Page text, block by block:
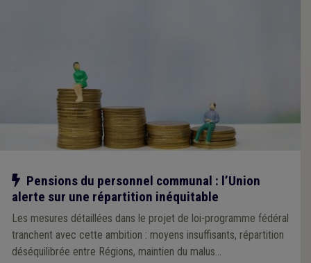
Notre action
Pensions du personnel communal : l’Union
alerte sur une répartition inéquitable
Les mesures détaillées dans le projet de loi-programme fédéral
tranchent avec cette ambition : moyens insuffisants, répartition
déséquilibrée entre Régions, maintien du malus…